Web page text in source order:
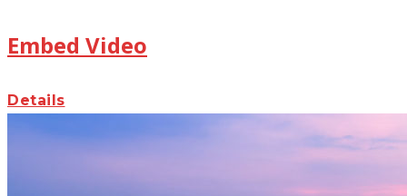
Embed Video
Details